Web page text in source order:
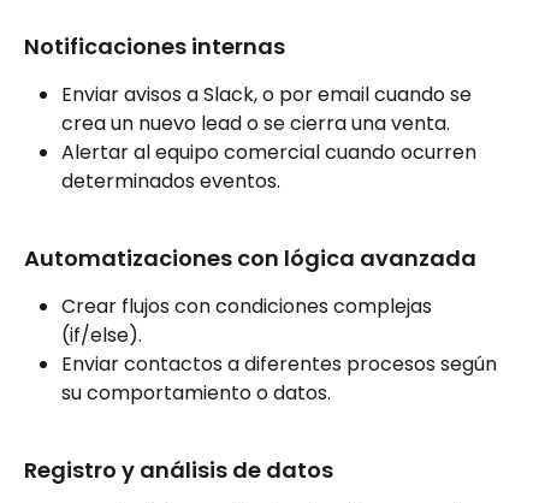
Notificaciones internas
Enviar avisos a Slack, o por email cuando se
crea un nuevo lead o se cierra una venta.
Alertar al equipo comercial cuando ocurren
determinados eventos.
Automatizaciones con lógica avanzada
Crear flujos con condiciones complejas
(if/else).
Enviar contactos a diferentes procesos según
su comportamiento o datos.
Registro y análisis de datos